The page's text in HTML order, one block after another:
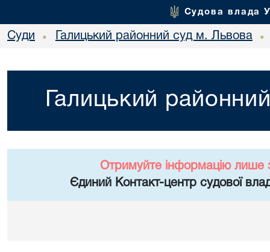
Судова влада
Суди • Галицький районний суд м. Львова •
Галицький
Отримуйте інформацію лише
Єдиний Контакт-центр судової